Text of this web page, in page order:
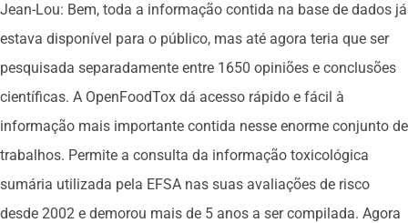
Jean-Lou: Bem, toda a informação contida na base de dados já
estava disponível para o público, mas até agora teria que ser
pesquisada separadamente entre 1650 opiniões e conclusões
científicas. A OpenFoodTox dá acesso rápido e fácil à
informação mais importante contida nesse enorme conjunto de
trabalhos. Permite a consulta da informação toxicológica
sumária utilizada pela EFSA nas suas avaliações de risco
desde 2002 e demorou mais de 5 anos a ser compilada. Agora